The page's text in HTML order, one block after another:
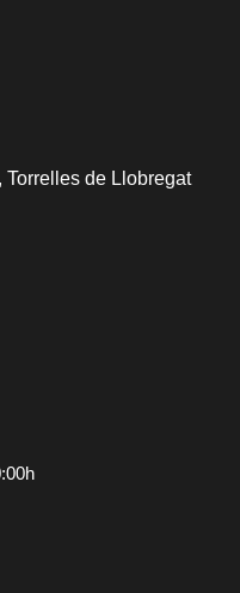
Torrelles de Llobregat